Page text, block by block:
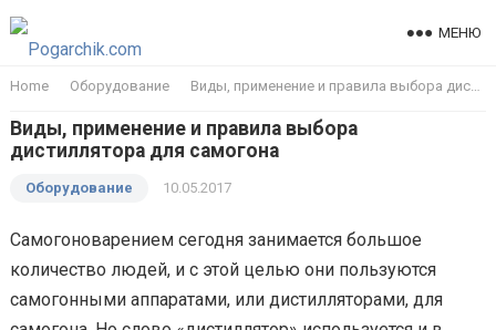
МЕНЮ
Home Оборудование Виды, применение и правила выбора дистиллятора для самогона
Виды, применение и правила выбора
дистиллятора для самогона
Оборудование 10.05.2017
Самогоноварением сегодня занимается большое
количество людей, и с этой целью они пользуются
самогонными аппаратами, или дистилляторами, для